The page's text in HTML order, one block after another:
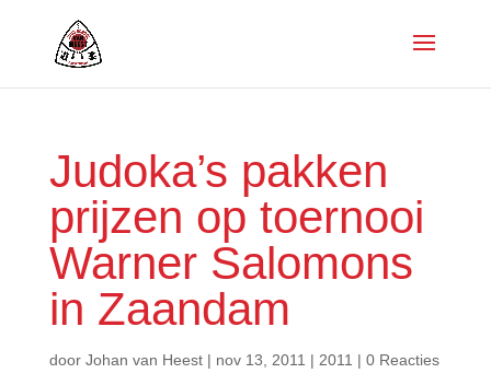
Judoka’s pakken
prijzen op toernooi
Warner Salomons
in Zaandam
door Johan van Heest| nov 13, 2011 | 2011 | 0 Reacties